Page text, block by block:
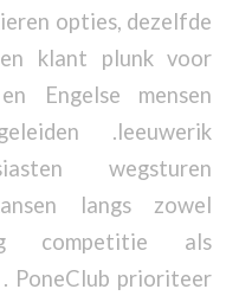
opties, dezelfde
klant plunk voor
Engelse mensen
.leeuwerik
wegsturen
langs zowel
competitie als
PoneClub prioriteer